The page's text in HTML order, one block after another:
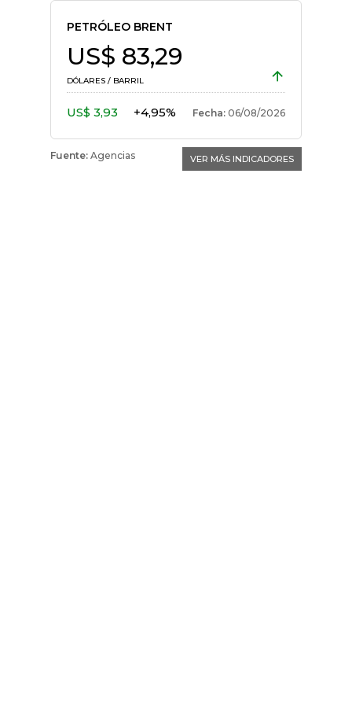
PETRÓLEO BRENT
US$ 83,29
DÓLARES / BARRIL
US$ 3,93 +4,95% Fecha: 06/08/2026
Fuente: Agencias VER MÁS INDICADORES